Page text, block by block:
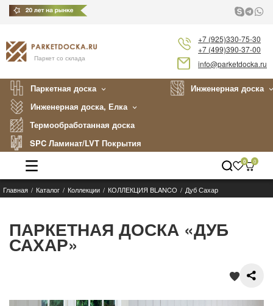
Паркет со склада
+7 (925)330-75-30
+7 (499)390-37-00
info@parketdocka.ru
Паркетная доска
Инженерная доска
Инженерная доска, Елка
Термообработанная доска
SPC Ламинат/LVT Покрытия
Каталог
Укладка
0 0
Главная Каталог Коллекции КОЛЛЕКЦИЯ BLANCO Дуб Сахар
ПАРКЕТНАЯ ДОСКА «ДУБ
САХАР»